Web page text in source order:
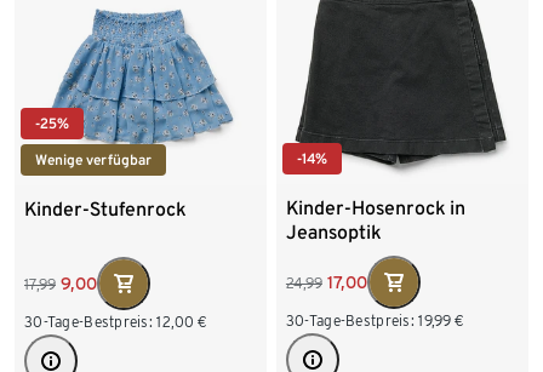
-25%
Wenige verfügbar
Kinder-Stufenrock
17,99 9,00
30-Tage-Bestpreis: 12,00 €
-14%
Kinder-Hosenrock in
Jeansoptik
24,99 17,00
30-Tage-Bestpreis: 19,99 €